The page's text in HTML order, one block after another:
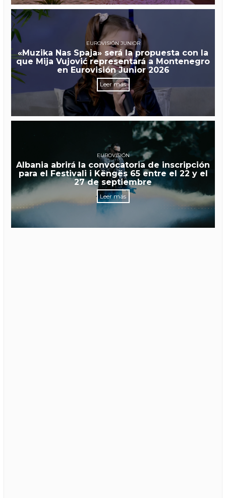
EUROVISIÓN JUNIOR
«Muzika Nas Spaja» será la propuesta con la
que Mija Vujović representará a Montenegro
en Eurovisión Junior 2026
Leer más
EUROVISIÓN
Albania abrirá la convocatoria de inscripción
para el Festivali i Këngës 65 entre el 22 y el
27 de septiembre
Leer más